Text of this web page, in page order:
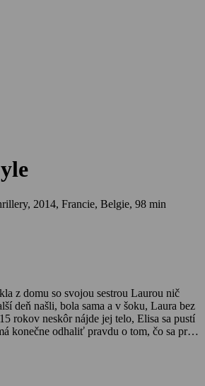
2014, Francie, Belgie, 98 min
z domu so svojou sestrou Laurou nič
deň našli, bola sama a v šoku, Laura bez
rokov neskôr nájde jej telo, Elisa sa pustí
konečne odhaliť pravdu o tom, čo sa pred